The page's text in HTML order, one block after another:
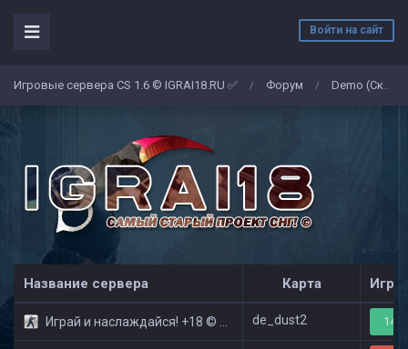
Войти на сайт
Игровые сервера CS 1.6 © IGRAI18.RU ✅ / Форум / Demo (Скриншоты)
Название сервера Карта
Играй и наслаждайся! +18 © Public de_dust2 14/